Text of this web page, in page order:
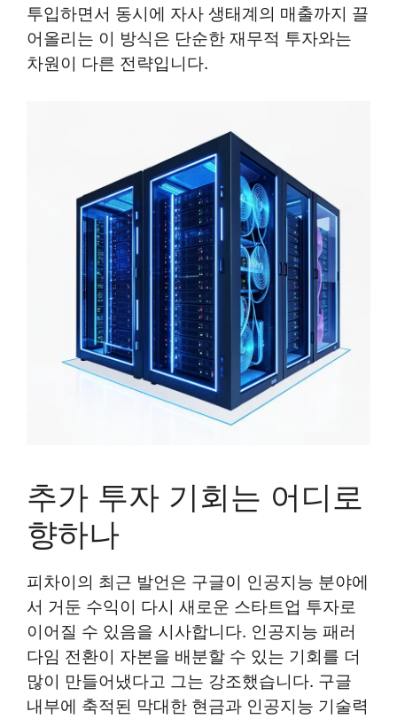
투입하면서 동시에 자사 생태계의 매출까지 끌
어올리는 이 방식은 단순한 재무적 투자와는
차원이 다른 전략입니다.
추가 투자 기회는 어디로
향하나
피차이의 최근 발언은 구글이 인공지능 분야에
서 거둔 수익이 다시 새로운 스타트업 투자로
이어질 수 있음을 시사합니다. 인공지능 패러
다임 전환이 자본을 배분할 수 있는 기회를 더
많이 만들어냈다고 그는 강조했습니다. 구글
내부에 축적된 막대한 현금과 인공지능 기술력